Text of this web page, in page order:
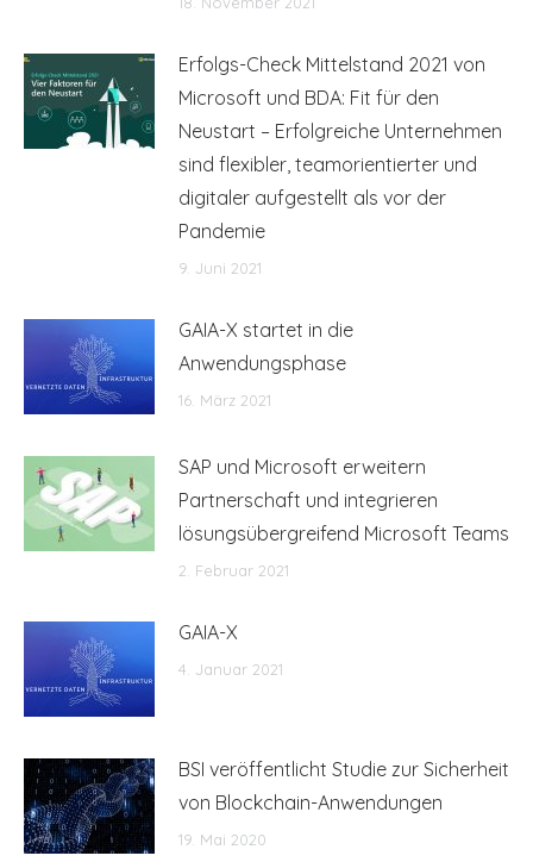
Erfolgs-Check Mittelstand 2021 von
Microsoft und BDA: Fit für den
Neustart – Erfolgreiche Unternehmen
sind flexibler, teamorientierter und
digitaler aufgestellt als vor der
Pandemie
9. Juni 2021
GAIA-X startet in die
Anwendungsphase
16. März 2021
SAP und Microsoft erweitern
Partnerschaft und integrieren
lösungsübergreifend Microsoft Teams
2. Februar 2021
GAIA-X
4. Januar 2021
BSI veröffentlicht Studie zur Sicherheit
von Blockchain-Anwendungen
19. Mai 2020